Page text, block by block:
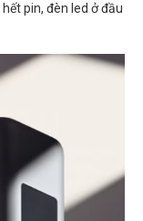
pin, đèn led ở đầu